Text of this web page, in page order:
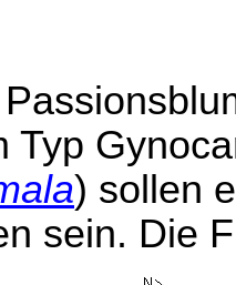
Typ
) sollen
sein. Die